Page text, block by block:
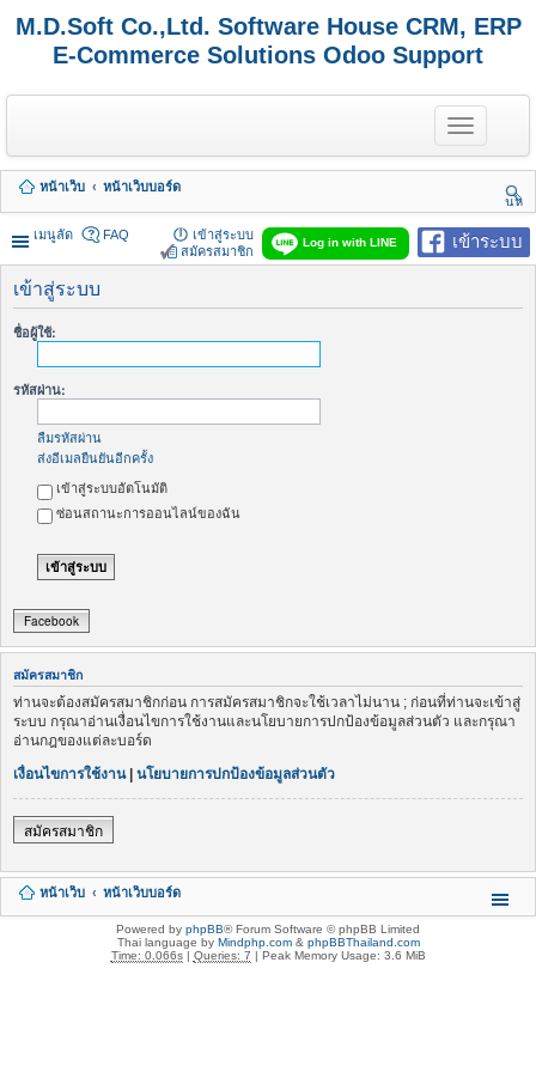
M.D.Soft Co.,Ltd. Software House CRM, ERP
E-Commerce Solutions Odoo Support
T
o
g
e
n
a
v
g
หน้าเว็บ
หน้าเว็บบอร์ด
นห
า
เมนูลัด
เข้าระบบ
Log in with LINE
FAQ
เข้าสู่ระบบ
สมัครสมาชิก
เข้าสู่ระบบ
ชื่อผู้ใช้:
รหัสผ่าน:
ลืมรหัสผ่าน
ส่งอีเมลยืนยันอีกครั้ง
เข้าสู่ระบบอัตโนมัติ
ซ่อนสถานะการออนไลน์ของฉัน
Facebook
สมัครสมาชิก
ท่านจะต้องสมัครสมาชิกก่อน การสมัครสมาชิกจะใช้เวลาไม่นาน ; ก่อนที่ท่านจะเข้าสู่
ระบบ กรุณาอ่านเงื่อนไขการใช้งานและนโยบายการปกป้องข้อมูลส่วนตัว และกรุณา
อ่านกฎของแต่ละบอร์ด
เงื่อนไขการใช้งาน| นโยบายการปกป้องข้อมูลส่วนตัว
สมัครสมาชิก
หน้าเว็บ หน้าเว็บบอร์ด
Powered by phpBB® Forum Software © phpBB Limited
Thai language by Mindphp.com& phpBBThailand.com
Time: 0.066s| Queries: 7 | Peak Memory Usage: 3.6 MiB